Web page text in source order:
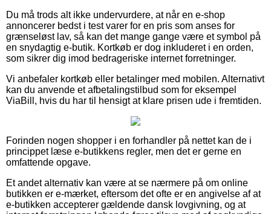
Du må trods alt ikke undervurdere, at når en e-shop
annoncerer bedst i test varer for en pris som anses for
grænseløst lav, så kan det mange gange være et symbol på
en snydagtig e-butik. Kortkøb er dog inkluderet i en orden,
som sikrer dig imod bedrageriske internet forretninger.
Vi anbefaler kortkøb eller betalinger med mobilen. Alternativt
kan du anvende et afbetalingstilbud som for eksempel
ViaBill, hvis du har til hensigt at klare prisen ude i fremtiden.
Forinden nogen shopper i en forhandler på nettet kan de i
princippet læse e-butikkens regler, men det er gerne en
omfattende opgave.
Et andet alternativ kan være at se nærmere på om online
butikken er e-mærket, eftersom det ofte er en angivelse af at
e-butikken accepterer gældende dansk lovgivning, og at